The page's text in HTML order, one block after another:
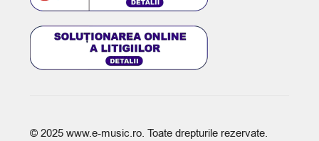
© 2025 www.e-music.ro. Toate drepturile rezervate.